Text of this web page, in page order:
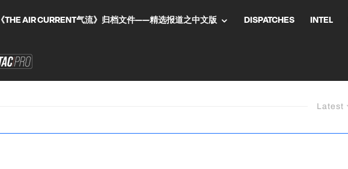
《THE AIR CURRENT气流》归档文件——精选报道之中文版 DISPATCHES INTEL
Latest